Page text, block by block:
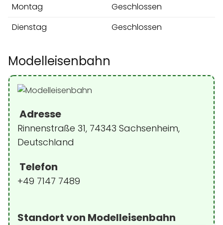
Montag
Geschlossen
Dienstag
Geschlossen
Modelleisenbahn
Adresse
Rinnenstraße 31, 74343 Sachsenheim,
Deutschland
Telefon
+49 7147 7489
Standort von Modelleisenbahn